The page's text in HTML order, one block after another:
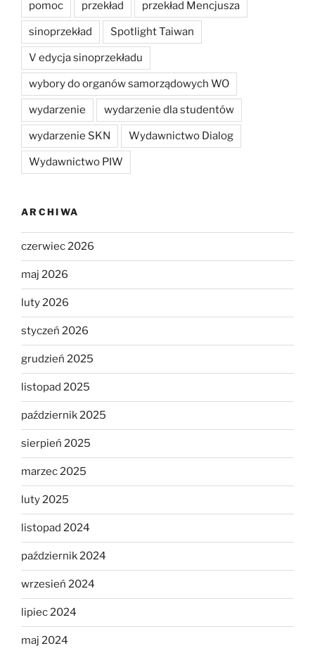
pomoc przekład przekład Mencjusza
sinoprzekład Spotlight Taiwan
V edycja sinoprzekładu
wybory do organów samorządowych WO
wydarzenie wydarzenie dla studentów
wydarzenie SKN Wydawnictwo Dialog
Wydawnictwo PIW
ARCHIWA
czerwiec 2026
maj 2026
luty 2026
styczeń 2026
grudzień 2025
listopad 2025
październik 2025
sierpień 2025
marzec 2025
luty 2025
listopad 2024
październik 2024
wrzesień 2024
lipiec 2024
maj 2024